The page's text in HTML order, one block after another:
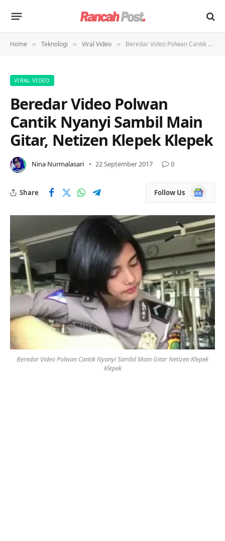
Home » Teknologi » Viral Video » Beredar Video Polwan Cantik Nyanyi Sambil Main Gitar, Netizen Klepek Klepek
VIRAL VIDEO
Beredar Video Polwan
Cantik Nyanyi Sambil Main
Gitar, Netizen Klepek Klepek
Nina Nurmalasari 22 September 2017 0
Share Follow Us
Google
News
Beredar Video Polwan Cantik Nyanyi Sambil Main Gitar Netizen Klepek
Klepek